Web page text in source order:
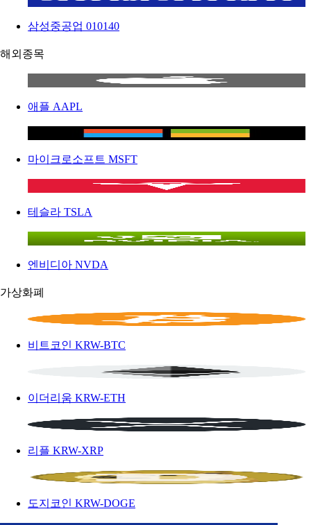
삼성중공업 010140
해외종목
애플 AAPL
마이크로소프트 MSFT
테슬라 TSLA
엔비디아 NVDA
가상화폐
비트코인 KRW-BTC
이더리움 KRW-ETH
리플 KRW-XRP
도지코인 KRW-DOGE